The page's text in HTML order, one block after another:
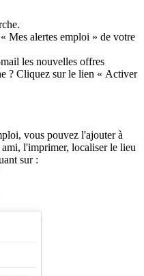
Mes alertes emploi » de votre
les nouvelles offres
? Cliquez sur le lien « Activer
vous pouvez l'ajouter à
l'imprimer, localiser le lieu
sur :